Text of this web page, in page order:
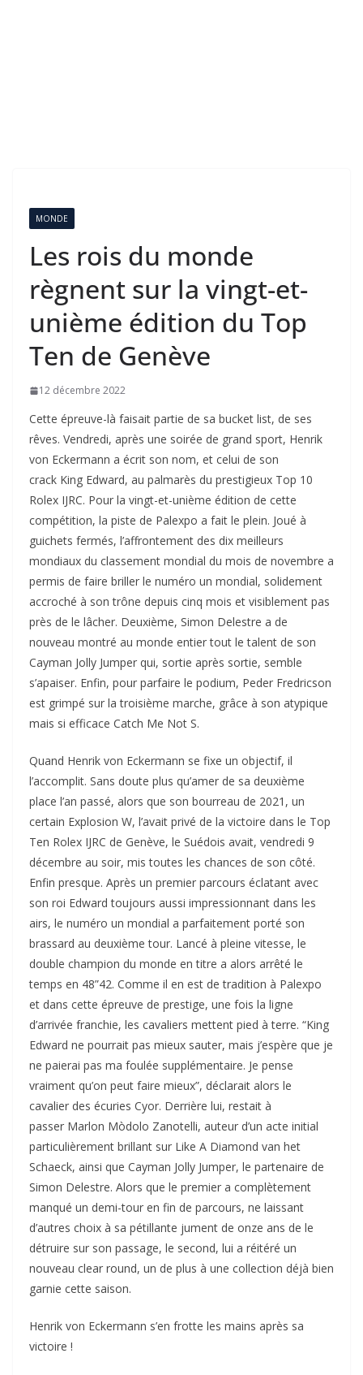
MONDE
Les rois du monde
règnent sur la vingt-et-
unième édition du Top
Ten de Genève
12 décembre 2022
Cette épreuve-là faisait partie de sa bucket list, de ses
rêves. Vendredi, après une soirée de grand sport, Henrik
von Eckermann a écrit son nom, et celui de son
crack King Edward, au palmarès du prestigieux Top 10
Rolex IJRC. Pour la vingt-et-unième édition de cette
compétition, la piste de Palexpo a fait le plein. Joué à
guichets fermés, l’affrontement des dix meilleurs
mondiaux du classement mondial du mois de novembre a
permis de faire briller le numéro un mondial, solidement
accroché à son trône depuis cinq mois et visiblement pas
près de le lâcher. Deuxième, Simon Delestre a de
nouveau montré au monde entier tout le talent de son
Cayman Jolly Jumper qui, sortie après sortie, semble
s’apaiser. Enfin, pour parfaire le podium, Peder Fredricson
est grimpé sur la troisième marche, grâce à son atypique
mais si efficace Catch Me Not S.
Quand Henrik von Eckermann se fixe un objectif, il
l’accomplit. Sans doute plus qu’amer de sa deuxième
place l’an passé, alors que son bourreau de 2021, un
certain Explosion W, l’avait privé de la victoire dans le Top
Ten Rolex IJRC de Genève, le Suédois avait, vendredi 9
décembre au soir, mis toutes les chances de son côté.
Enfin presque. Après un premier parcours éclatant avec
son roi Edward toujours aussi impressionnant dans les
airs, le numéro un mondial a parfaitement porté son
brassard au deuxième tour. Lancé à pleine vitesse, le
double champion du monde en titre a alors arrêté le
temps en 48”42. Comme il en est de tradition à Palexpo
et dans cette épreuve de prestige, une fois la ligne
d’arrivée franchie, les cavaliers mettent pied à terre. “King
Edward ne pourrait pas mieux sauter, mais j’espère que je
ne paierai pas ma foulée supplémentaire. Je pense
vraiment qu’on peut faire mieux”, déclarait alors le
cavalier des écuries Cyor. Derrière lui, restait à
passer Marlon Mòdolo Zanotelli, auteur d’un acte initial
particulièrement brillant sur Like A Diamond van het
Schaeck, ainsi que Cayman Jolly Jumper, le partenaire de
Simon Delestre. Alors que le premier a complètement
manqué un demi-tour en fin de parcours, ne laissant
d’autres choix à sa pétillante jument de onze ans de le
détruire sur son passage, le second, lui a réitéré un
nouveau clear round, un de plus à une collection déjà bien
garnie cette saison.
Henrik von Eckermann s’en frotte les mains après sa
victoire !